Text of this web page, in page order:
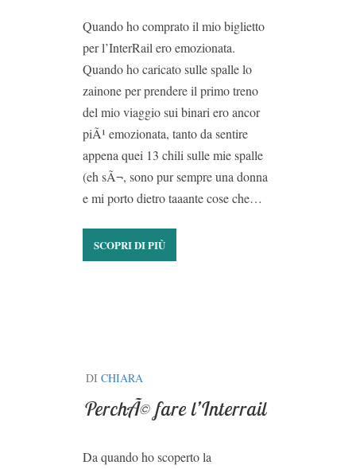
Quando ho comprato il mio biglietto
per l’InterRail ero emozionata.
Quando ho caricato sulle spalle lo
zainone per prendere il primo treno
del mio viaggio sui binari ero ancor
piÃ¹ emozionata, tanto da sentire
appena quei 13 chili sulle mie spalle
(eh sÃ¬, sono pur sempre una donna
e mi porto dietro taaante cose che…
SCOPRI DI PIÙ
DI CHIARA
PerchÃ© fare l’Interrail
Da quando ho scoperto la